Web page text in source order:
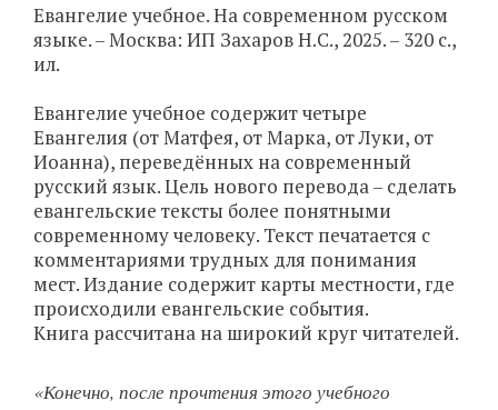
Евангелие учебное. На современном русском
языке. – Москва: ИП Захаров Н.С., 2025. – 320 с.,
ил.
Евангелие учебное содержит четыре
Евангелия (от Матфея, от Марка, от Луки, от
Иоанна), переведённых на современный
русский язык. Цель нового перевода – сделать
евангельские тексты более понятными
современному человеку. Текст печатается с
комментариями трудных для понимания
мест. Издание содержит карты местности, где
происходили евангельские события.
Книга рассчитана на широкий круг читателей.
«Конечно, после прочтения этого учебного